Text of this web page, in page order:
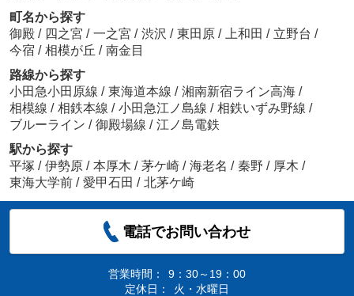
町名から探す
御殿 / 四之宮 / 一之宮 / 渋沢 / 東田原 / 上和田 / 立野台 /
今宿 / 相模が丘 / 南金目
路線から探す
小田急小田原線 / 東海道本線 / 湘南新宿ライン高海 /
相模線 / 相鉄本線 / 小田急江ノ島線 / 相鉄いずみ野線 /
ブルーライン / 御殿場線 / 江ノ島電鉄
駅から探す
平塚 / 伊勢原 / 本厚木 / 茅ケ崎 / 海老名 / 秦野 / 厚木 /
東海大学前 / 愛甲石田 / 北茅ケ崎
電話でお問い合わせ
営業時間：
9：30～19：00
定休日：
火・水曜日